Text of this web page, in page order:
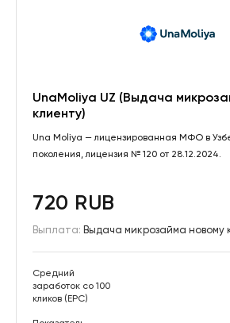
UnaMoliya UZ (Выдача
клиенту)
Una Moliya — лицензированная МФО в
поколения, лицензия № 120 от 28.12.2024.
720 RUB
Выплата: Выдача микрозайма новому
Средний
заработок со 100
кликов (EPC)